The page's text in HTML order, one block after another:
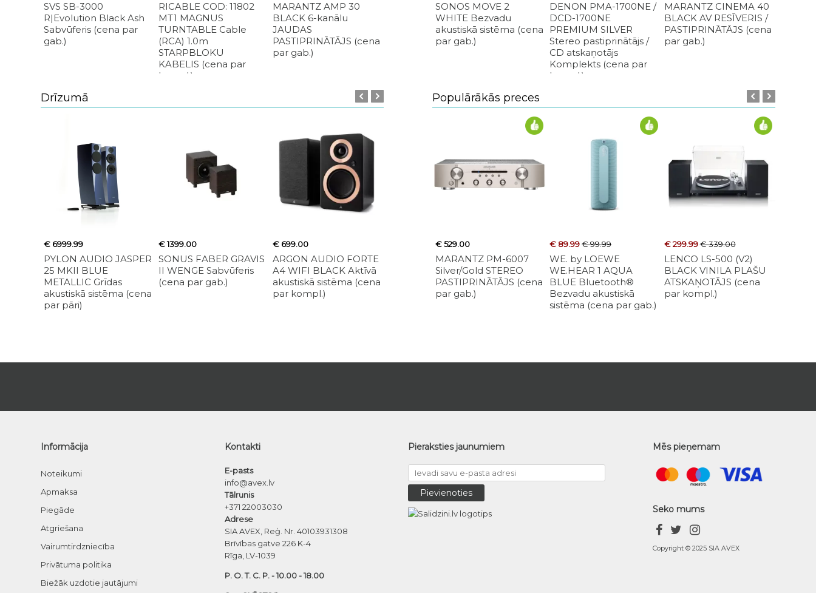
SVS SB-3000
R|Evolution Black Ash
Sabvūferis (cena par
gab.)
RICABLE COD: 11802
MT1 MAGNUS
TURNTABLE Cable
(RCA) 1.0m
STARPBLOKU
KABELIS (cena par
kompl.)
MARANTZ AMP 30
BLACK 6-kanālu
JAUDAS
PASTIPRINĀTĀJS (cena
par gab.)
RICABLE COD: 12782
RT1 INVICTUS SIGNAL
REFERENCE Cable
(RCA) 1.0m
ERARD STUDIO 600
BLACK TV STATNE
OUTLET (cena par
MATRIX AUDIO NA-1
SILVER AUSTIŅU
PASTIPRINĀTĀJS (cena
par gab.)
MATRIX AUDIO
BLACK TĪKLA
ATSKAŅOTĀJS
SONOS MOVE 2
WHITE Bezvadu
akustiskā sistēma (cena
par gab.)
DENON PMA-1700NE /
DCD-1700NE
PREMIUM SILVER
Stereo pastiprinātājs /
CD atskaņotājs
Komplekts (cena par
kompl.)
MARANTZ CINEMA 40
BLACK AV RESĪVERIS /
PASTIPRINĀTĀJS (cena
par gab.)
Drīzumā
€ 6999.99
PYLON AUDIO JASPER
25 MKII BLUE
METALLIC Grīdas
akustiskā sistēma (cena
par pāri)
€ 1399.00
SONUS FABER GRAVIS
II WENGE Sabvūferis
(cena par gab.)
€ 699.00
ARGON AUDIO FORTE
A4 WIFI BLACK Aktīvā
akustiskā sistēma (cena
par kompl.)
POLK AUDIO
SIGNATURE ELITE SUB
ES12 BLACK Sabvūferis
(cena par gab.)
MONITOR AUDIO
RADIUS 45 High Gloss
Black Plaukta akustiskā
sistēma (cena par pāri)
NORSTONE ESSE HIFI
VINYL BLACK/RED HiFi
aparatūras statne
(cena par gab.)
€ 399.00
VESTLYD M-
BLACK Akustisko
sistēmu statne
Populārākās preces
€ 529.00
MARANTZ PM-6007
Silver/Gold STEREO
PASTIPRINĀTĀJS (cena
par gab.)
€ 89.99€ 99.99
WE. by LOEWE
WE.HEAR 1 AQUA
BLUE Bluetooth®
Bezvadu akustiskā
sistēma (cena par gab.)
€ 299.99€ 339.00
LENCO LS-500 (V2)
BLACK VINILA PLAŠU
ATSKAŅOTĀJS (cena
par kompl.)
Informācija
Noteikumi
Apmaksa
Piegāde
Atgriešana
Vairumtirdzniecība
Privātuma politika
Biežāk uzdotie jautājumi
Kontakti
E-pasts
info@avex.lv
Tālrunis
+371 22003030
Adrese
SIA AVEX, Reģ. Nr. 40103931308
Brīvības gatve 226 K-4
Rīga, LV-1039
P. O. T. C. P. - 10.00 - 18.00
Pieraksties jaunumiem Mēs pieņemam
Seko mums
Copyright © 2025 SIA AVEX